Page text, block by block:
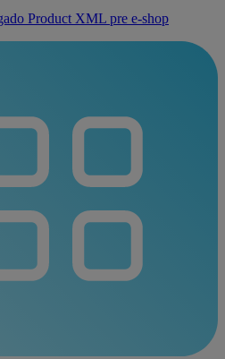
Product XML pre e‑shop